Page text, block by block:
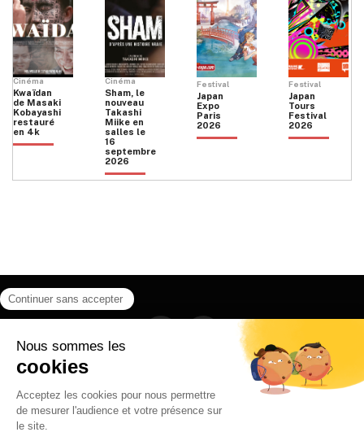
Cinéma
Kwaïdan
de Masaki
Kobayashi
restauré
en 4k
Cinéma
Sham, le
nouveau
Takashi
Miike en
salles le
16
septembre
2026
Festival
Japan
Expo
Paris
2026
Festival
Japan
Tours
Festival
2026
Instagram
CONTACT
POLITIQUE DE CONFIDENTIALITÉ